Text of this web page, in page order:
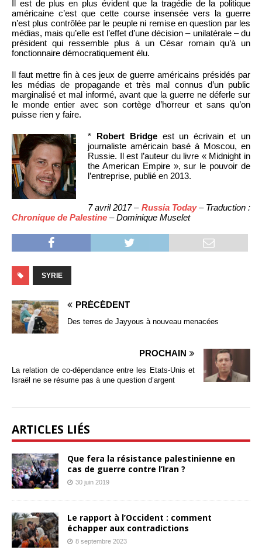
Il est de plus en plus évident que la tragédie de la politique
américaine c’est que cette course insensée vers la guerre
n’est plus contrôlée par le peuple ni remise en question par les
médias, mais qu’elle est l’effet d’une décision – unilatérale – du
président qui ressemble plus à un César romain qu’à un
fonctionnaire démocratiquement élu.
Il faut mettre fin à ces jeux de guerre américains présidés par
les médias de propagande et très mal connus d’un public
marginalisé et mal informé, avant que la guerre ne déferle sur
le monde entier avec son cortège d’horreur et sans qu’on
puisse rien y faire.
* Robert Bridgeest un écrivain et un
journaliste américain basé à Moscou, en
Russie. Il est l’auteur du livre « Midnight in
the American Empire », sur le pouvoir de
l’entreprise, publié en 2013.
7 avril 2017 – Russia Today– Traduction :
Chronique de Palestine – Dominique Muselet
SYRIE
PRÉCÉDENT
Des terres de Jayyous à nouveau menacées
PROCHAIN
La relation de co-dépendance entre les Etats-Unis et
Israël ne se résume pas à une question d’argent
ARTICLES LIÉS
Que fera la résistance palestinienne en
cas de guerre contre l’Iran ?
30 juin 2019
Le rapport à l’Occident : comment
échapper aux contradictions
8 septembre 2023